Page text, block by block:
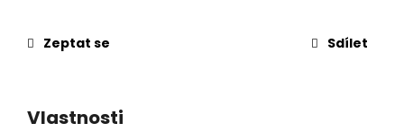
Zeptat se Sdílet
Vlastnosti